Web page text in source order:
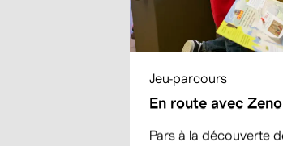
Jeu-parcours
En route avec Zeno
Pars à la découverte